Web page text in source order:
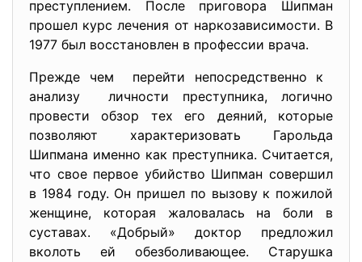
преступлением. После приговора Шипман
прошел курс лечения от наркозависимости. В
1977 был восстановлен в профессии врача.
Прежде чем перейти непосредственно к
анализу личности преступника, логично
провести обзор тех его деяний, которые
позволяют характеризовать Гарольда
Шипмана именно как преступника. Считается,
что свое первое убийство Шипман совершил
в 1984 году. Он пришел по вызову к пожилой
женщине, которая жаловалась на боли в
суставах. «Добрый» доктор предложил
вколоть ей обезболивающее. Старушка